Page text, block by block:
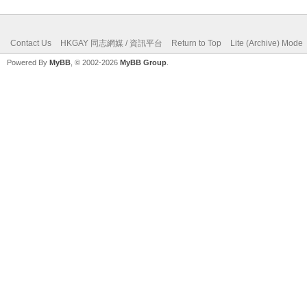
Contact Us HKGAY 同志網媒 / 資訊平台 Return to Top Lite (Archive) Mode
Powered By MyBB , © 2002-2026 MyBB Group